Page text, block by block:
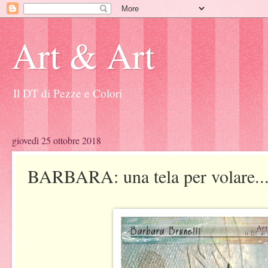
Art & Art
Il DT di Pezze e Colori
giovedì 25 ottobre 2018
BARBARA: una tela per